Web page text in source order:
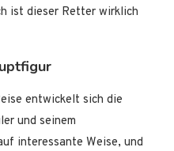
ist dieser Retter wirklich
entwickelt sich die
und seinem
interessante Weise, und